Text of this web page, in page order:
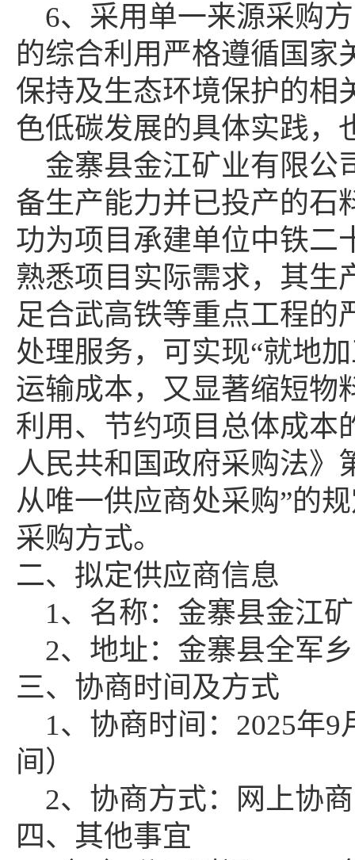
6、采用单一来源采购
的综合利用严格遵循国家
保持及生态环境保护的相
色低碳发展的具体实践，
金寨县金江矿业有限公
备生产能力并已投产的石
功为项目承建单位中铁二
熟悉项目实际需求，其生
足合武高铁等重点工程的
处理服务，可实现“就地
运输成本，又显著缩短物
利用、节约项目总体成本
人民共和国政府采购法》
从唯一供应商处采购”的
采购方式。
二、拟定供应商信息
1、名称： 金寨县金江
2、地址：金寨县全军
三、协商时间及方式
1、协商时间：2025年
间）
2、协商方式：网上协商
四、其他事宜